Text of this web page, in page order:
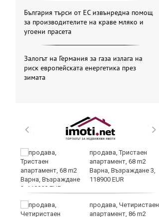
България търси от ЕС извънредна помощ
за производителите на краве мляко и
угоени прасета
Залогът на Германия за газа излага на
риск европейската енергетика през
зимата
продава, Тристаен
апартамент, 68 m2
Варна, Възраждане 3,
118900 EUR
продава, Четиристаен
апартамент, 86 m2